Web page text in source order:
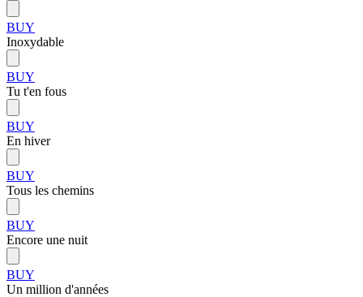
BUY
Inoxydable
BUY
Tu t'en fous
BUY
En hiver
BUY
Tous les chemins
BUY
Encore une nuit
BUY
Un million d'années